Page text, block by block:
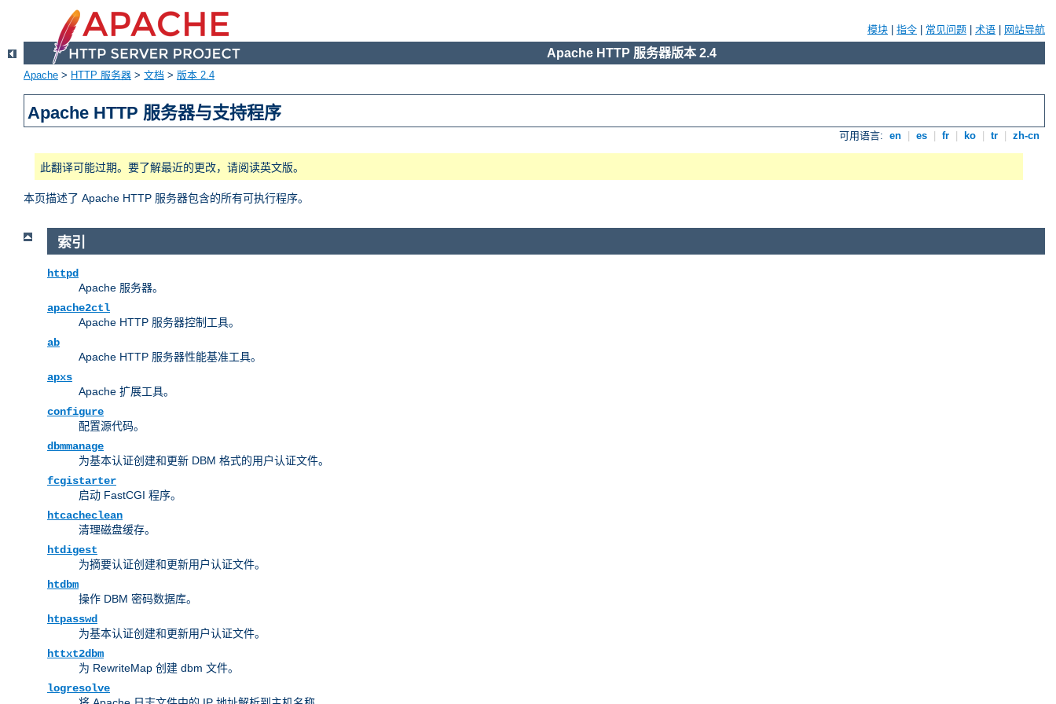
模块 指令 常见问题 术语 网站导航
Apache HTTP 服务器版本 2.4
Apache > HTTP 服务器 > 文档 > 版本 2.4
Apache HTTP 服务器与支持程序
可用语言: en es fr ko tr zh-cn
此翻译可能过期。要了解最近的更改，请阅读英文版。
本页描述了 Apache HTTP 服务器包含的所有可执行程序。
索引
httpd
Apache 服务器。
apache2ctl
Apache HTTP 服务器控制工具。
ab
Apache HTTP 服务器性能基准工具。
apxs
Apache 扩展工具。
configure
配置源代码。
dbmmanage
为基本认证创建和更新 DBM 格式的用户认证文件。
fcgistarter
启动 FastCGI 程序。
htcacheclean
清理磁盘缓存。
htdigest
为摘要认证创建和更新用户认证文件。
htdbm
操作 DBM 密码数据库。
htpasswd
为基本认证创建和更新用户认证文件。
httxt2dbm
为 RewriteMap 创建 dbm 文件。
logresolve